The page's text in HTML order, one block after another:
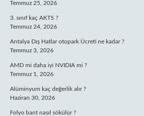
Temmuz 25, 2026
3. sınıf kaç AKTS ?
Temmuz 24, 2026
Antalya Dış Hatlar otopark Ücreti ne kadar ?
Temmuz 3, 2026
AMD mi daha iyi NVIDIA mi ?
Temmuz 1, 2026
Alüminyum kaç değerlik alır ?
Haziran 30, 2026
Folyo bant nasıl sökülür ?